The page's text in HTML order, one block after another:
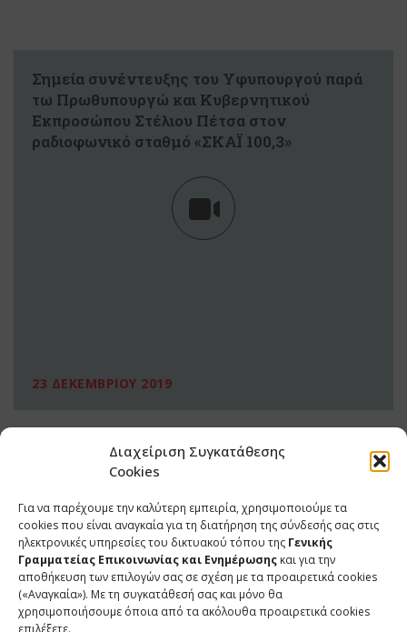
Διαχείριση Συγκατάθεσης
Cookies
Για να παρέχουμε την καλύτερη εμπειρία, χρησιμοποιούμε τα
cookies που είναι αναγκαία για τη διατήρηση της σύνδεσής σας στις
ηλεκτρονικές υπηρεσίες του δικτυακού τόπου της Γενικής
Γραμματείας Επικοινωνίας και Ενημέρωσης και για την
αποθήκευση των επιλογών σας σε σχέση με τα προαιρετικά cookies
(«Αναγκαία»). Με τη συγκατάθεσή σας και μόνο θα
χρησιμοποιήσουμε όποια από τα ακόλουθα προαιρετικά cookies
επιλέξετε.
Σημεία συνέντευξης του Υφυπουργού παρά
τω Πρωθυπουργώ και Κυβερνητικού
Εκπροσώπου Στέλιου Πέτσα στον
ραδιοφωνικό σταθμό «ΣΚΑΪ 100,3»
23 ΔΕΚΕΜΒΡΙΟΥ 2019
ΕΠΙΚΟΙΝΩΝΙΑ